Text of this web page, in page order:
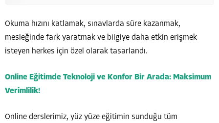
Okuma hızını katlamak, sınavlarda süre kazanmak,
mesleğinde fark yaratmak ve bilgiye daha etkin erişmek
isteyen herkes için özel olarak tasarlandı.
Online Eğitimde Teknoloji ve Konfor Bir Arada: Maksimum
Verimlilik!
Online derslerimiz, yüz yüze eğitimin sunduğu tüm